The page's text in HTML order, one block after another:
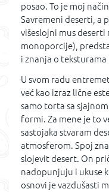
posao. To je moj
Savremeni deserti, a
višeslojni mus
monoporcije),
i znanja o
U svom radu
već kao izraz lične
samo torta sa
formi. Za mene je to
sastojaka stvaram
atmosferom. Spoj
slojevit desert. On
nadopunjuju i ukuse
osnovi je vazdušasti